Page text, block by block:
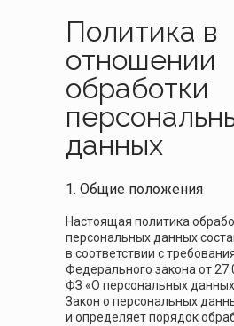
Политика в
отношении
обработки
данных
1. Общие положения
Настоящая политика
персональных данных
в соответствии с
Федерального закона от
ФЗ «О персональных
Закон о персональных
и определяет порядок